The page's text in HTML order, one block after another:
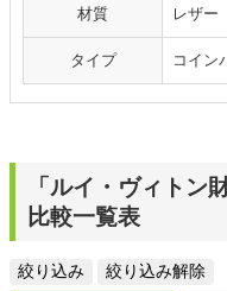
材質 レザー
タイプ コイン
「ルイ・ヴィトン
比較一覧表
絞り込み
絞り込み解除